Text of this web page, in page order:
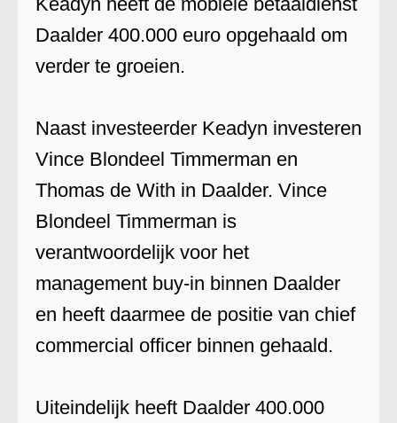
Daalder 400.000 euro opgehaald om
verder te groeien.
Naast investeerder Keadyn investeren
Vince Blondeel Timmerman en
Thomas de With in Daalder. Vince
Blondeel Timmerman is
verantwoordelijk voor het
management buy-in binnen Daalder
en heeft daarmee de positie van chief
commercial officer binnen gehaald.
Uiteindelijk heeft Daalder 400.000